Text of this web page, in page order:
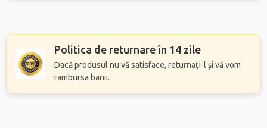
Politica de returnare în 14 zile
Dacă produsul nu vă satisface, returnați-l și vă vom
rambursa banii.